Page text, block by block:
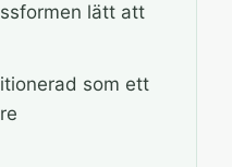
lätt att
som ett